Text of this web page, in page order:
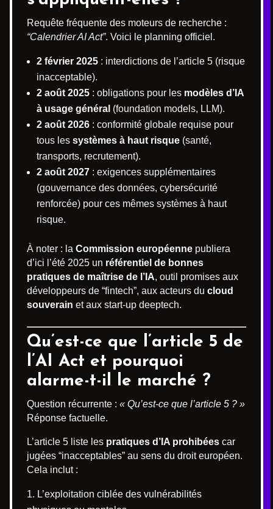
Requête fréquente des moteurs de recherche :
“Calendrier AI Act”. Voici le planning officiel.
2 février 2025 : interdictions de l’article 5 (risque
inacceptable).
2 août 2025 : obligations pour les modèles d’IA
à usage général (foundation models, LLM).
2 août 2026 : conformité globale requise pour
tous les systèmes à haut risque (santé,
transports, recrutement).
2 août 2027 : exigences supplémentaires
(gouvernance des données, cybersécurité
renforcée) pour ces mêmes systèmes à haut
risque.
À noter : la Commission européenne publiera
d’ici l’été 2025 un référentiel de bonnes
pratiques de maîtrise de l’IA, outil promises aux
développeurs de “fintech”, aux acteurs du cloud
souverain et aux start-up deeptech.
Qu’est-ce que l’article 5 de
l’AI Act et pourquoi
alarme-t-il le marché ?
Question récurrente : « Qu’est-ce que l’article 5 ? »
Réponse factuelle.
L’article 5 liste les pratiques d’IA prohibées car
jugées “inacceptables” au sens du droit européen.
Cela inclut :
L’exploitation ciblée des vulnérabilités